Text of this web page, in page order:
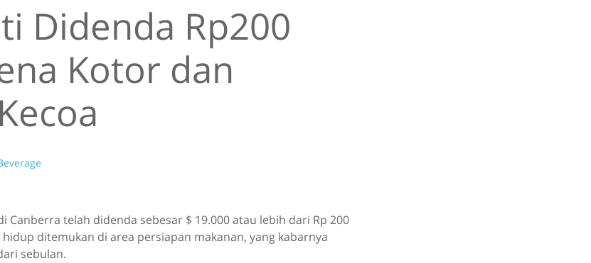
Didenda Rp200
Kotor dan
Canberra telah didenda sebesar $ 19.000 atau lebih dari Rp 200
ditemukan di area persiapan makanan, yang kabarnya
sebulan.